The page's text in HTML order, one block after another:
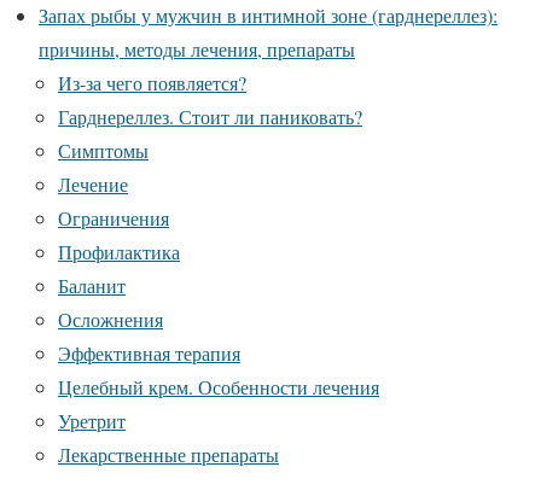
Запах рыбы у мужчин в интимной зоне (гарднереллез):
причины, методы лечения, препараты
Из-за чего появляется?
Гарднереллез. Стоит ли паниковать?
Симптомы
Лечение
Ограничения
Профилактика
Баланит
Осложнения
Эффективная терапия
Целебный крем. Особенности лечения
Уретрит
Лекарственные препараты